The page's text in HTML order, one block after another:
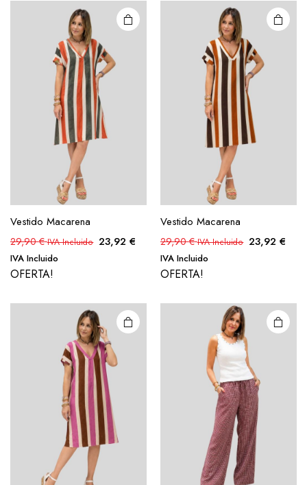
Vestido Macarena
29,90€ IVA Incluido 23,92€
IVA Incluido
OFERTA!
Vestido Macarena
29,90€ IVA Incluido 23,92€
IVA Incluido
OFERTA!